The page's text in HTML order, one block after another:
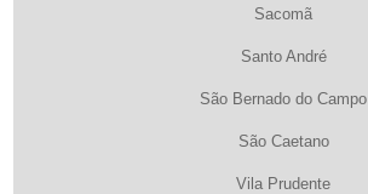
Sacomã
Santo André
São Bernado do Campo
São Caetano
Vila Prudente